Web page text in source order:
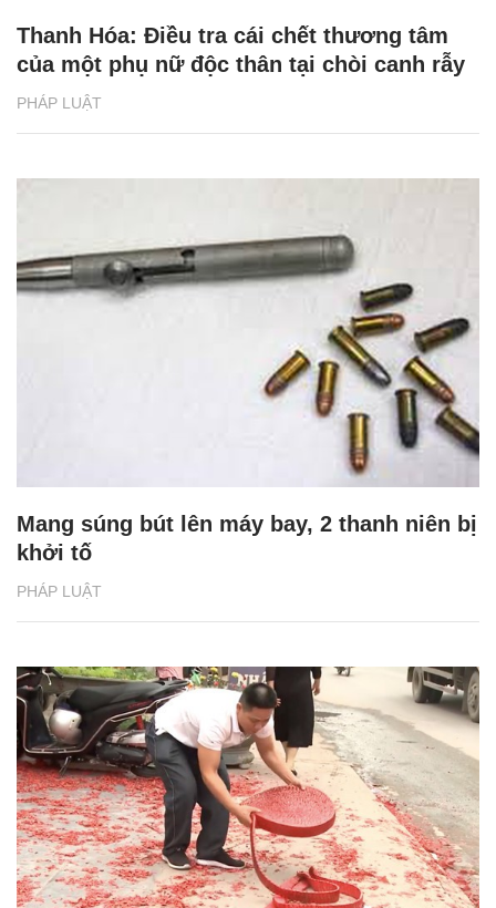
PHÁP LUẬT
Thanh Hóa: Điều tra cái chết thương tâm
của một phụ nữ độc thân tại chòi canh rẫy
PHÁP LUẬT
Mang súng bút lên máy bay, 2 thanh niên bị
khởi tố